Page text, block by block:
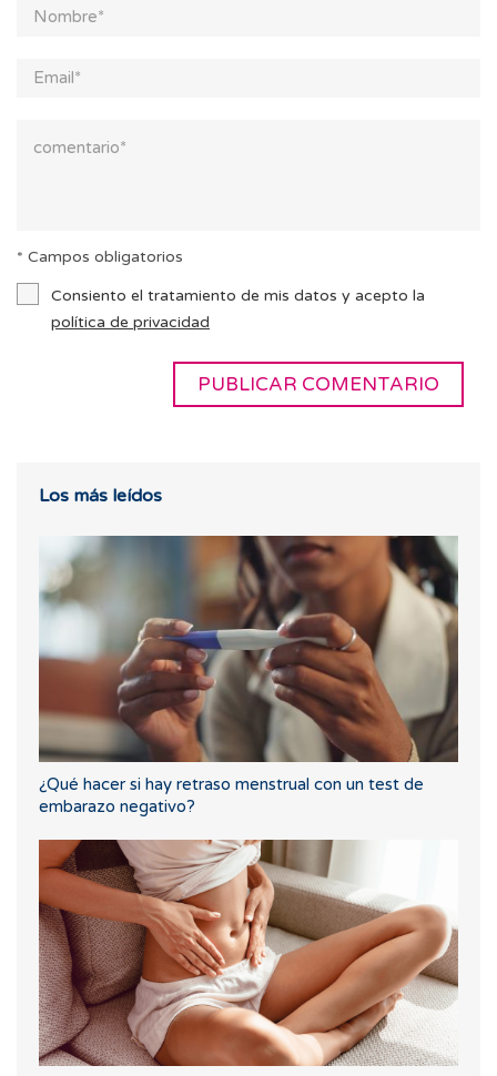
* Campos obligatorios
Consiento el tratamiento de mis datos y acepto la
política de privacidad
Los más leídos
¿Qué hacer si hay retraso menstrual con un test de
embarazo negativo?